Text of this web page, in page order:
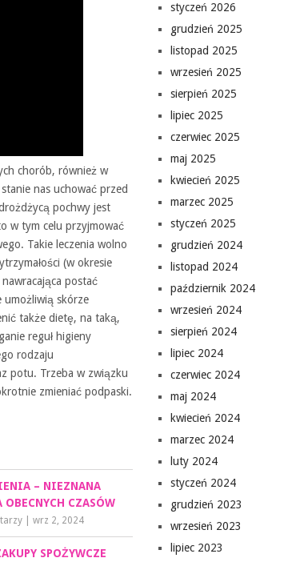
chorób, również w
nas uchować przed
pochwy jest
w tym celu przyjmować
Takie leczenia wolno
(w okresie
postać
umożliwią skórze
także dietę, na taką,
reguł higieny
rodzaju
potu. Trzeba w związku
zmieniać podpaski.
– NIEZNANA
CZASÓW
|wrz 2, 2024
SPOŻYWCZE
styczeń 2026
grudzień 2025
listopad 2025
wrzesień 2025
sierpień 2025
lipiec 2025
czerwiec 2025
maj 2025
kwiecień 2025
marzec 2025
styczeń 2025
grudzień 2024
listopad 2024
październik 2024
wrzesień 2024
sierpień 2024
lipiec 2024
czerwiec 2024
maj 2024
kwiecień 2024
marzec 2024
luty 2024
styczeń 2024
grudzień 2023
wrzesień 2023
lipiec 2023